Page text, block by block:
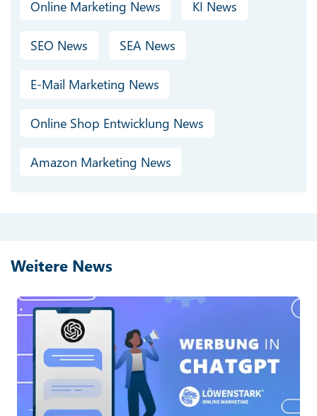
Online Marketing News KI News
SEO News SEA News
E-Mail Marketing News
Online Shop Entwicklung News
Amazon Marketing News
Weitere News